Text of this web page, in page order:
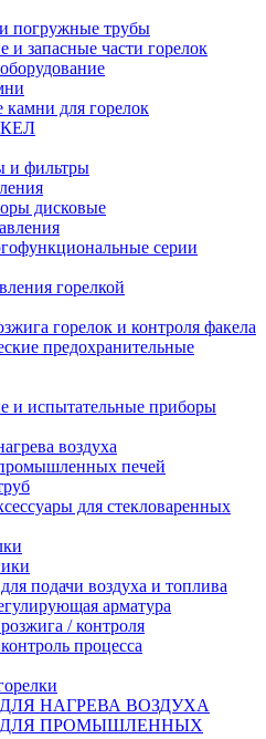
погружные трубы
запасные части горелок
камни для горелок
и фильтры
дисковые
серии
горелкой
горелок и контроля факела
предохранительные
и испытательные приборы
воздуха
печей
для стекловаренных
подачи воздуха и топлива
арматура
/ контроля
процесса
НАГРЕВА ВОЗДУХА
ДЛЯ ПРОМЫШЛЕННЫХ